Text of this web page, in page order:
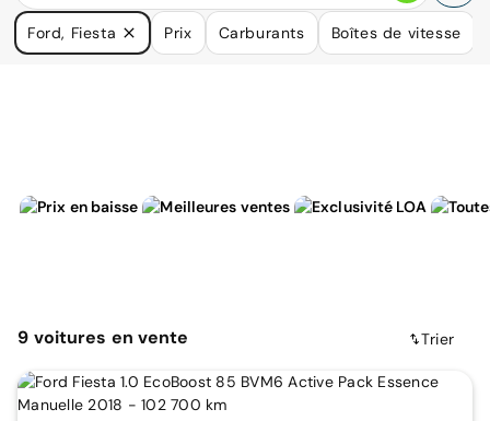
Nous avons de nombreuses voitures qui pourraient répondre
à vos besoins.
Ford, Fiesta Prix Carburants Boîtes de vitesse
9 voitures en vente Trier